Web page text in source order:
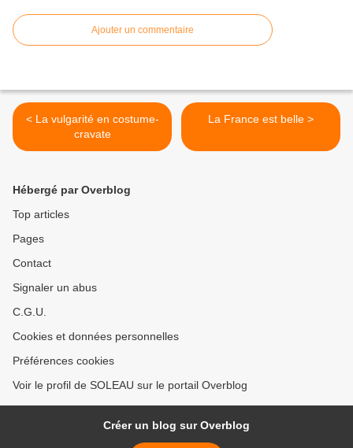
Ajouter un commentaire
< La vulgarité en costume-
cravate
La France est belle >
Hébergé par Overblog
Top articles
Pages
Contact
Signaler un abus
C.G.U.
Cookies et données personnelles
Préférences cookies
Voir le profil de SOLEAU sur le portail Overblog
Créer un blog sur Overblog